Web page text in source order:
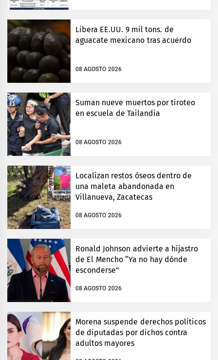
Libera EE.UU. 9 mil tons. de
aguacate mexicano tras acuerdo
08 AGOSTO 2026
Suman nueve muertos por tiroteo
en escuela de Tailandia
08 AGOSTO 2026
Localizan restos óseos dentro de
una maleta abandonada en
Villanueva, Zacatecas
08 AGOSTO 2026
Ronald Johnson advierte a hijastro
de El Mencho “Ya no hay dónde
esconderse”
08 AGOSTO 2026
Morena suspende derechos políticos
de diputadas por dichos contra
adultos mayores